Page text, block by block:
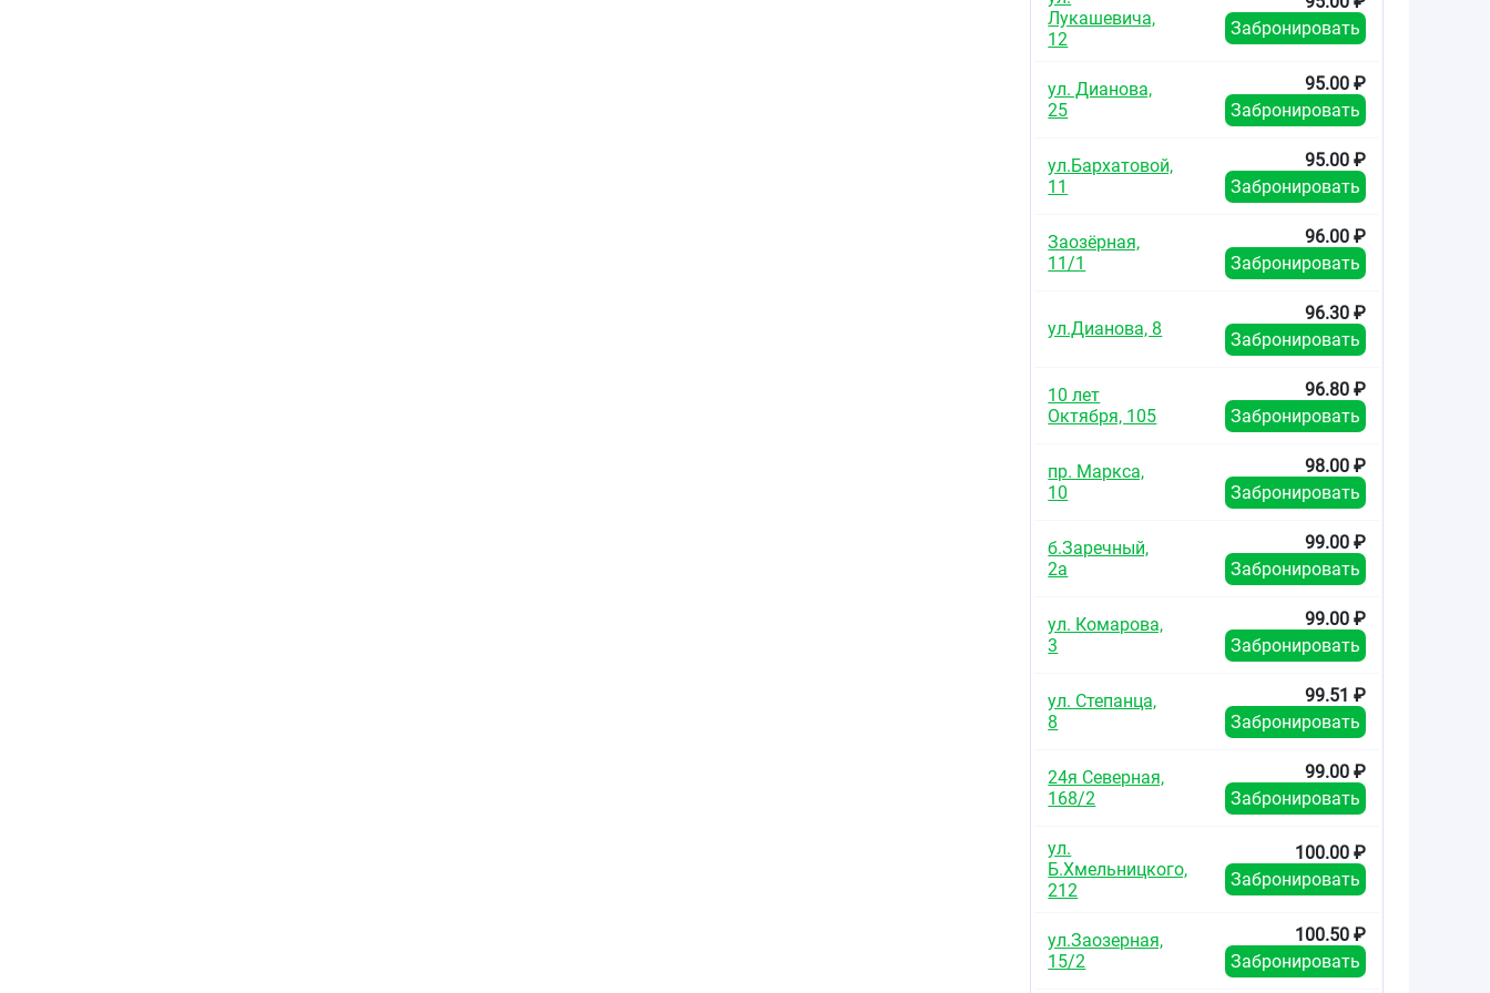
Лукашевича,
12
Забронировать
ул. Дианова,
25
95.00 ₽
Забронировать
ул.Бархатовой,
11
95.00 ₽
Забронировать
Заозёрная,
11/1
96.00 ₽
Забронировать
ул.Дианова, 8
96.30 ₽
Забронировать
10 лет
Октября, 105
96.80 ₽
Забронировать
пр. Маркса,
10
98.00 ₽
Забронировать
б.Заречный,
2а
99.00 ₽
Забронировать
ул. Комарова,
3
99.00 ₽
Забронировать
ул. Степанца,
8
99.51 ₽
Забронировать
24я Северная,
168/2
99.00 ₽
Забронировать
ул.
Б.Хмельницкого,
212
100.00 ₽
Забронировать
ул.Заозерная,
15/2
100.50 ₽
Забронировать